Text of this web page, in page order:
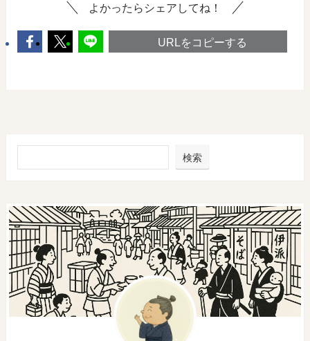
よかったらシェアしてね！
URLをコピーする
検索